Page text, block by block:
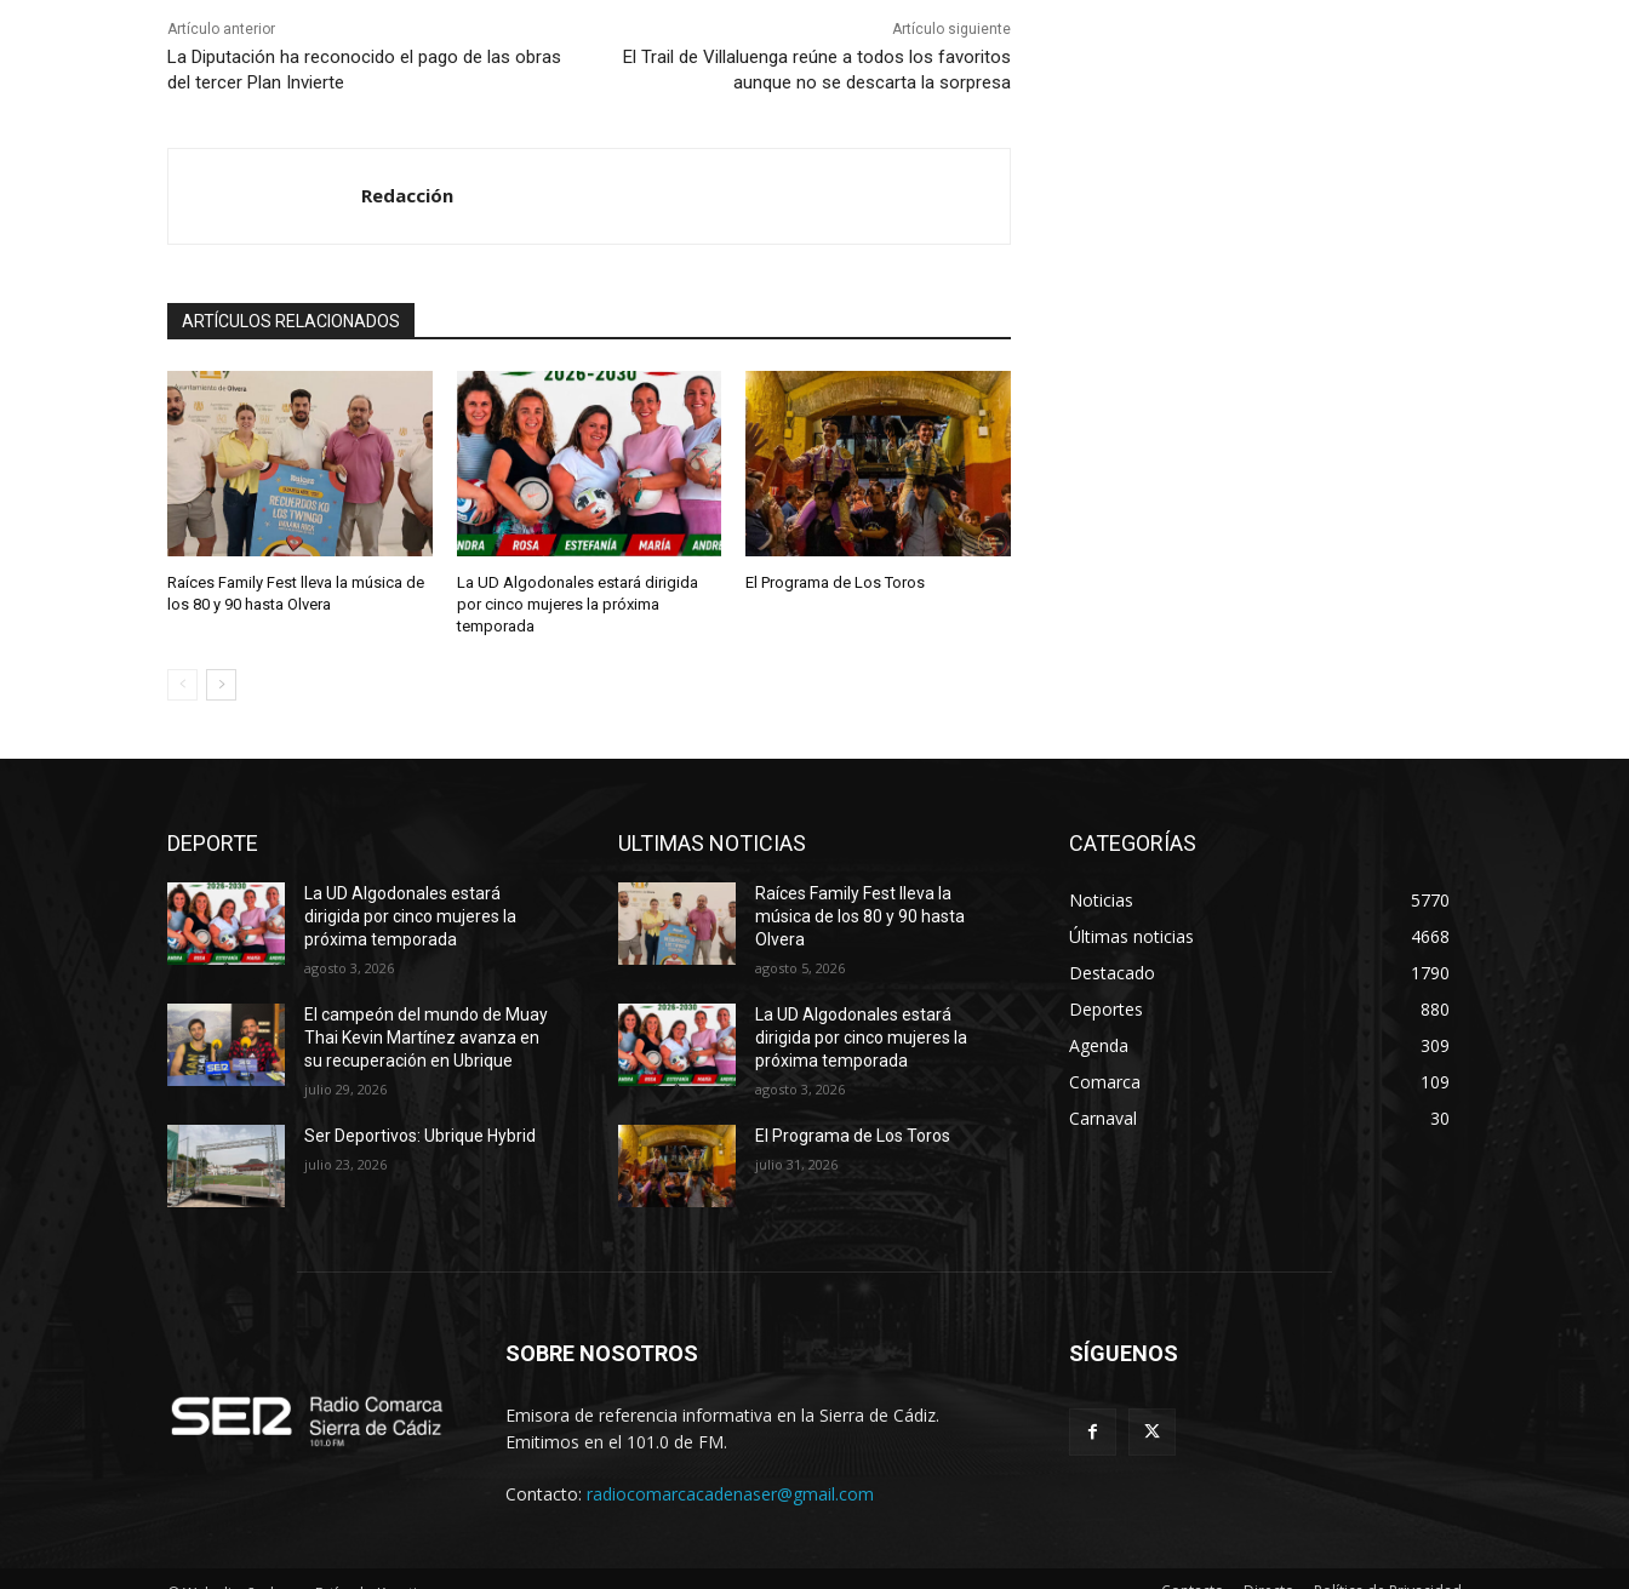
d
e
c
h
a
a
r
r
r
a
m
a
i
Artículo anterior
La Diputación ha reconocido el pago de las obras
del tercer Plan Invierte
Artículo siguiente
El Trail de Villaluenga reúne a todos los favoritos
aunque no se descarta la sorpresa
Redacción
ARTÍCULOS RELACIONADOS
Raíces Family Fest lleva la música de
los 80 y 90 hasta Olvera
La UD Algodonales estará dirigida
por cinco mujeres la próxima
temporada
El Programa de Los Toros
DEPORTE
La UD Algodonales estará
dirigida por cinco mujeres la
próxima temporada
agosto 3, 2026
El campeón del mundo de Muay
Thai Kevin Martínez avanza en
su recuperación en Ubrique
julio 29, 2026
Ser Deportivos: Ubrique Hybrid
julio 23, 2026
ULTIMAS NOTICIAS
Raíces Family Fest lleva la
música de los 80 y 90 hasta
Olvera
agosto 5, 2026
La UD Algodonales estará
dirigida por cinco mujeres la
próxima temporada
agosto 3, 2026
El Programa de Los Toros
julio 31, 2026
CATEGORÍAS
Noticias
5770
Últimas noticias
4668
Destacado
1790
Deportes
880
Agenda
309
Comarca
109
Carnaval
30
SOBRE NOSOTROS
Emisora de referencia informativa en la Sierra de Cádiz.
Emitimos en el 101.0 de FM.
Contacto: radiocomarcacadenaser@gmail.com
SÍGUENOS